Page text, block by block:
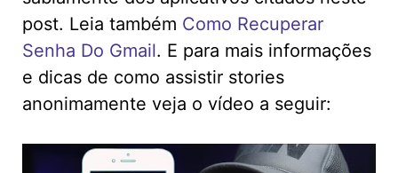
post. Leia também Como Recuperar
Senha Do Gmail. E para mais informações
e dicas de como assistir stories
anonimamente veja o vídeo a seguir: